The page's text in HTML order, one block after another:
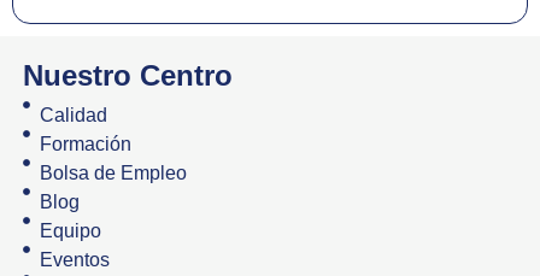
Nuestro Centro
Calidad
Formación
Bolsa de Empleo
Blog
Equipo
Eventos